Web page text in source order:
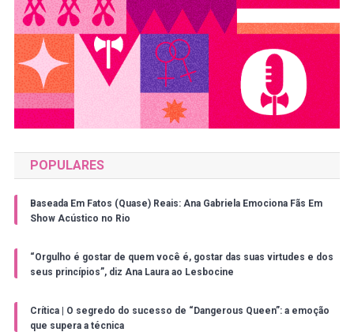
POPULARES
Baseada Em Fatos (Quase) Reais: Ana Gabriela Emociona Fãs Em
Show Acústico no Rio
“Orgulho é gostar de quem você é, gostar das suas virtudes e dos
seus princípios”, diz Ana Laura ao Lesbocine
Crítica | O segredo do sucesso de “Dangerous Queen”: a emoção
que supera a técnica